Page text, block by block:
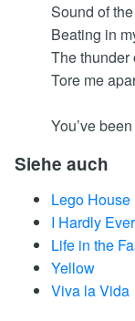
Sound of
Beating in
The thunder
Tore me
You’ve
Siehe auch
Lego House
I Hardly
Life in the
Yellow
Viva la Vida